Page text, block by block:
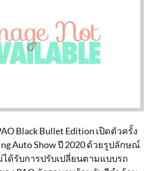
Black Bullet Edition เปิดตัวครั้ง
Auto Show ปี 2020 ด้วยรูปลักษณ์
ด้รับการปรับเปลี่ยนตามแบบรถ